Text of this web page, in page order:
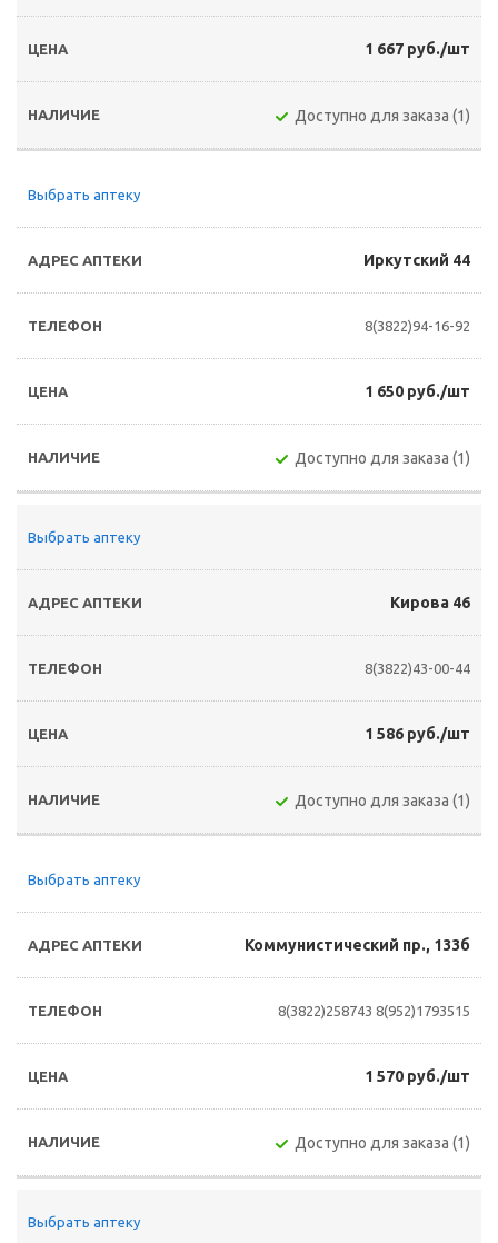
1 667 руб./шт
Доступно для заказа (1)
Выбрать аптеку
Иркутский 44
8(3822)94-16-92
1 650 руб./шт
Доступно для заказа (1)
Выбрать аптеку
Кирова 46
8(3822)43-00-44
1 586 руб./шт
Доступно для заказа (1)
Выбрать аптеку
Коммунистический пр., 133б
8(3822)258743 8(952)1793515
1 570 руб./шт
Доступно для заказа (1)
Выбрать аптеку